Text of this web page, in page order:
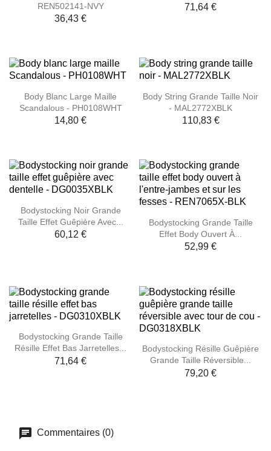
REN502141-NVY
36,43 €
71,64 €
Body Blanc Large Maille
Scandalous - PH0108WHT
14,80 €
Body String Grande Taille Noir
- MAL2772XBLK
110,83 €
Bodystocking Noir Grande
Taille Effet Guêpière Avec...
60,12 €
Bodystocking Grande Taille
Effet Body Ouvert À...
52,99 €
Bodystocking Grande Taille
Résille Effet Bas Jarretelles...
71,64 €
Bodystocking Résille Guêpière
Grande Taille Réversible...
79,20 €
Commentaires (0)